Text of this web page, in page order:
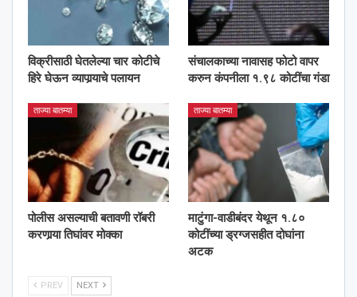
विक्रीसाठी घेतलेल्या चार कोटीचे
हिरे घेऊन व्यापार्‍याचे पलायन
संचालकाच्या नावासह फोटो वापर
करुन कंपनीला १.९८ कोटींचा गंडा
ताज्या बातम्या
पोलीस असल्याची बतावणी रॉबरी
करणार्‍या तिघांवर मोक्का
ताज्या बातम्या
माटुंगा-वाडीबंदर येथून १.८०
कोटींच्या ड्रग्जसहीत दोघांना
अटक
PREV NEXT